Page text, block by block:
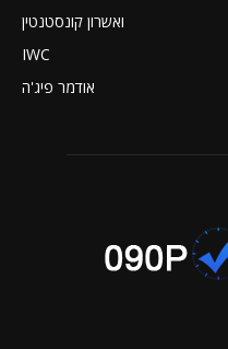
ואשרון קונסטנטין
IWC
אודמר פיג'ה